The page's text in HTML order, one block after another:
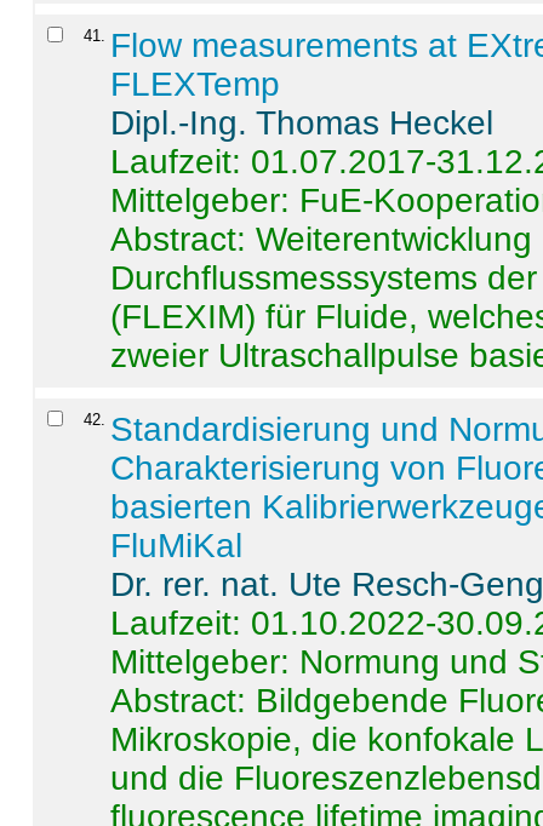
41. Flow measurements at
FLEXTemp
Dipl.-Ing. Thomas Heckel
Laufzeit: 01.07.2017-
Mittelgeber: FuE-
Abstract:
Durchflussmesssystems
(FLEXIM) für Fluide,
zweier Ultraschallpulse
42. Standardisierung und
Charakterisierung von
basierten
FluMiKal
Dr. rer. nat. Ute Resch-
Laufzeit: 01.10.2022-
Mittelgeber: Normung und
Abstract: Bildgebende
Mikroskopie, die konfokale
und die
fluorescence lifetime